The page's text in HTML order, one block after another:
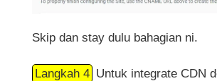
Skip dan stay dulu bahagian ni.
Langkah 4 Untuk integrate CDN